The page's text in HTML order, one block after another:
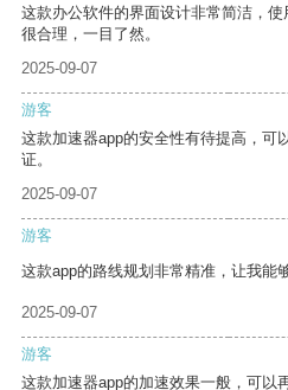
这款办公软件的界面设计非常简洁，
很合理，一目了然。
2025-09-07
游客
这款加速器app的安全性有待提高，可
证。
2025-09-07
游客
这款app的路线规划非常精准，让我能
2025-09-07
游客
这款加速器app的加速效果一般，可以